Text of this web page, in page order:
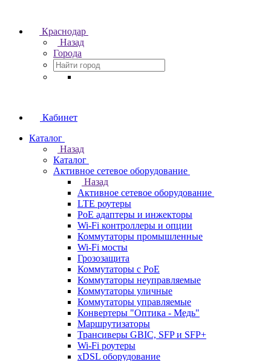
Краснодар
Назад
Города
Кабинет
Каталог
Назад
Каталог
Активное сетевое оборудование
Назад
Активное сетевое оборудование
LTE роутеры
PoE адаптеры и инжекторы
Wi-Fi контроллеры и опции
Коммутаторы промышленные
Wi-Fi мосты
Грозозащита
Коммутаторы c PoE
Коммутаторы неуправляемые
Коммутаторы уличные
Коммутаторы управляемые
Конвертеры "Оптика - Медь"
Маршрутизаторы
Трансиверы GBIC, SFP и SFP+
Wi-Fi роутеры
xDSL оборудование